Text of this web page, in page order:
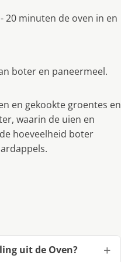
20 minuten de oven in en
boter en paneermeel.
en gekookte groentes en
waarin de uien en
hoeveelheid boter
uit de Oven?